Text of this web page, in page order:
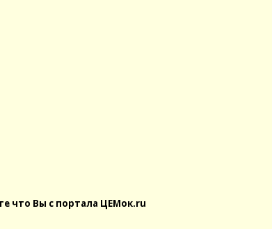
что Вы с портала ЦЕМок.ru